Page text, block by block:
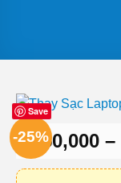
Save
-25%
₫150,000 –